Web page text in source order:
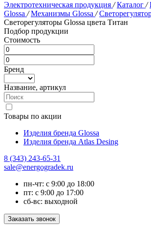
Электротехническая продукция / Каталог /
Glossa / Механизмы Glossa /
Светорегуляторы Glossa цвета Титан
Подбор продукции
Стоимость
Бренд
Название, артикул
Товары по акции
Изделия бренда Glossa
Изделия бренда Atlas Desing
8 (343) 243-65-31
sale@energogradek.ru
пн-чт: с 9:00 до 18:00
пт: с 9:00 до 17:00
сб-вс: выходной